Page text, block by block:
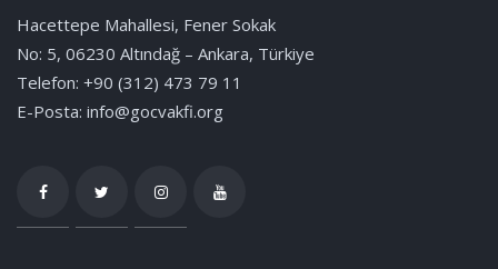
Hacettepe Mahallesi, Fener Sokak
No: 5, 06230 Altındağ – Ankara, Türkiye
Telefon: +90 (312) 473 79 11
E-Posta: info@gocvakfi.org